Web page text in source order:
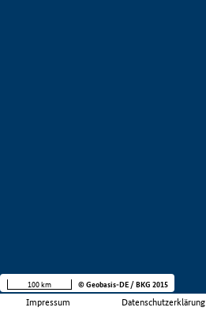
Impressum Datenschutzerklärung
100 km © Geobasis-DE / BKG 2015